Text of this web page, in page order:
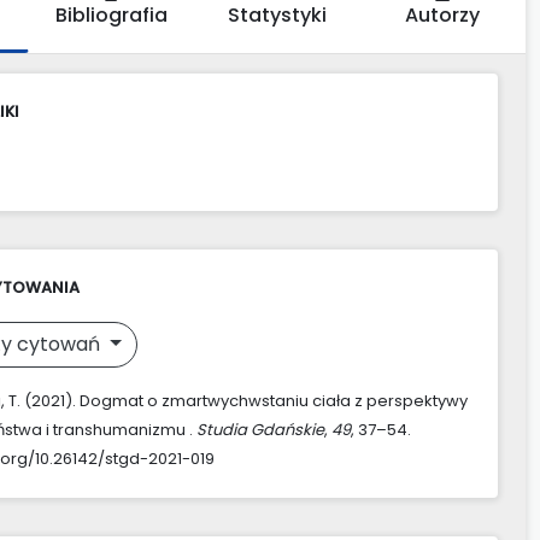
Bibliografia Statystyki Autorzy
cytowań
T. (2021). Dogmat o zmartwychwstaniu ciała z perspektywy
i transhumanizmu . Studia Gdańskie, 49, 37–54.
10.26142/stgd-2021-019